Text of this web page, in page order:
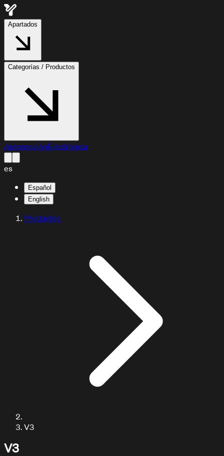
Apartados
Categorías / Productos
AutomociónElectrónica
es
Español
English
Explora nuestros artículos
Productos
V3
V3